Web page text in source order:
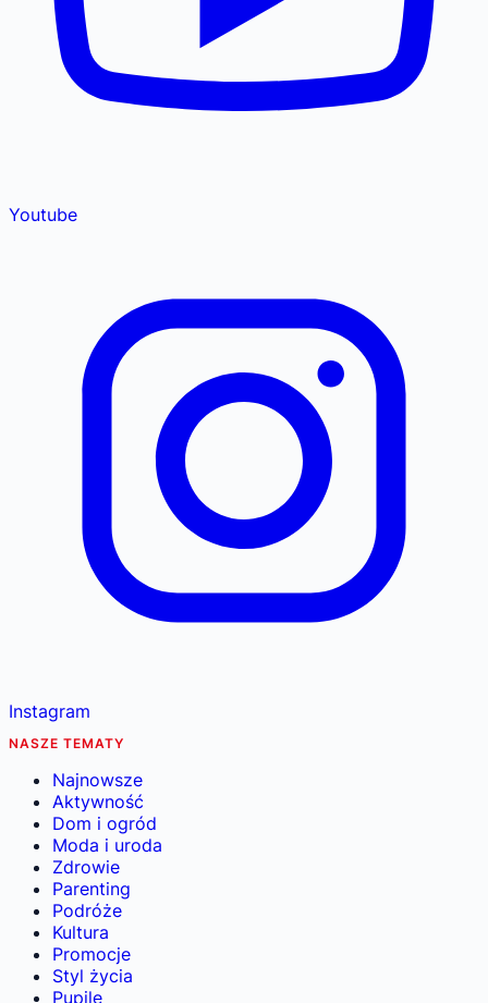
Youtube
Instagram
NASZE TEMATY
Najnowsze
Aktywność
Dom i ogród
Moda i uroda
Zdrowie
Parenting
Podróże
Kultura
Promocje
Styl życia
Pupile